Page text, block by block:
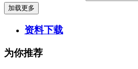
加载更多
资料下载
为你推荐